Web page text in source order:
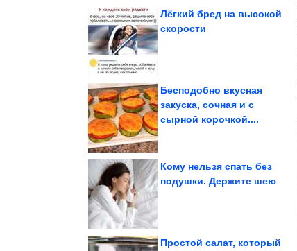
Условие Украины для
Лёгкий бред на высокой
скорости
Бесподобно вкусная
закуска, сочная и с
сырной корочкой....
Кому нельзя спать без
подушки. Держите шею
Простой салат, который